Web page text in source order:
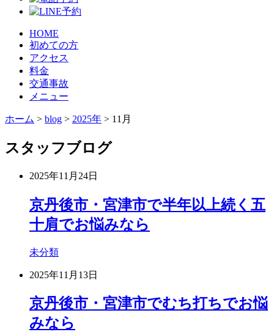
HOME
初めての方
アクセス
料金
交通事故
メニュー
ホーム > blog > 2025年 > 11月
スタッフブログ
2025年11月24日
京丹後市・宮津市で半年以上続く五
十肩でお悩みなら
未分類
2025年11月13日
京丹後市・宮津市でむち打ちでお悩
みなら